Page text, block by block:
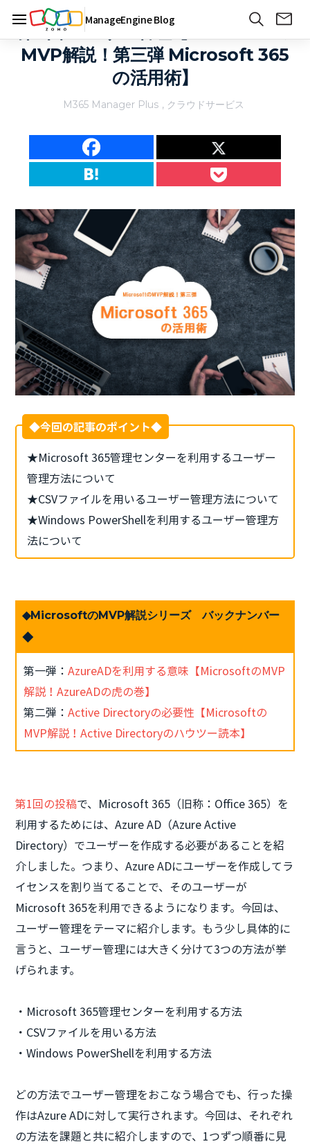
ManageEngine Blog
第6回 ユーザー管理【Microsoftの
MVP解説！第三弾 Microsoft 365
の活用術】
M365 Manager Plus , クラウドサービス
◆今回の記事のポイント◆
★Microsoft 365管理センターを利用するユーザー
管理方法について
★CSVファイルを用いるユーザー管理方法について
★Windows PowerShellを利用するユーザー管理方
法について
◆MicrosoftのMVP解説シリーズ バックナンバー
◆
第一弾：AzureADを利用する意味【MicrosoftのMVP
解説！AzureADの虎の巻】
第二弾：Active Directoryの必要性【Microsoftの
MVP解説！Active Directoryのハウツー読本】
第1回の投稿で、Microsoft 365（旧称：Office 365）を
利用するためには、Azure AD（Azure Active
Directory）でユーザーを作成する必要があることを紹
介しました。つまり、Azure ADにユーザーを作成してラ
イセンスを割り当てることで、そのユーザーが
Microsoft 365を利用できるようになります。今回は、
ユーザー管理をテーマに紹介します。もう少し具体的に
言うと、ユーザー管理には大きく分けて3つの方法が挙
げられます。
・Microsoft 365管理センターを利用する方法
・CSVファイルを用いる方法
・Windows PowerShellを利用する方法
どの方法でユーザー管理をおこなう場合でも、行った操
作はAzure ADに対して実行されます。今回は、それぞれ
の方法を課題と共に紹介しますので、1つずつ順番に見